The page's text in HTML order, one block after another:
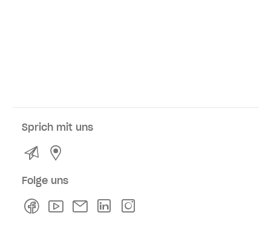
Sprich mit uns
Kontakt
Folge uns
FacebookYoutubeNewsletterLinkedln